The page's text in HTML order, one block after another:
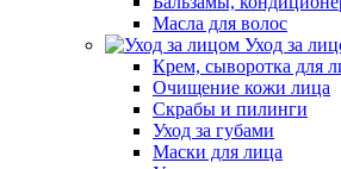
Масла для волос
Уход за
Крем, сыворотка для
Очищение кожи лица
Скрабы и пилинги
Уход за губами
Маски для лица